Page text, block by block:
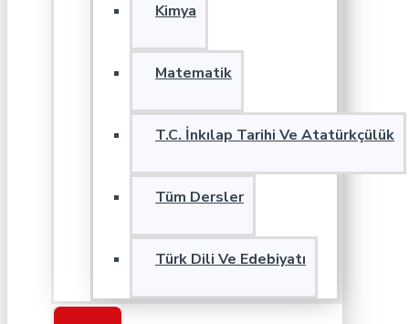
Kimya
Matematik
T.C. İnkılap Tarihi Ve Atatürkçülük
Tüm Dersler
Türk Dili Ve Edebiyatı